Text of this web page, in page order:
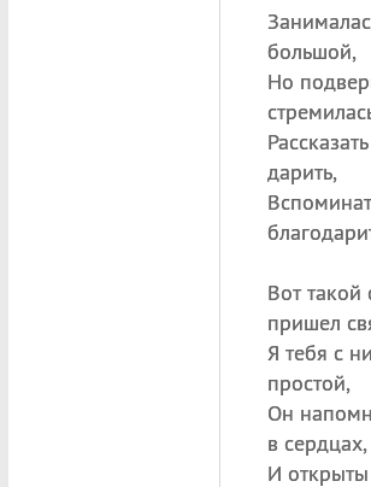
большой,
Но
дарить,
Вот
пришел
Я тебя с
простой,
Он
в сердцах,
И